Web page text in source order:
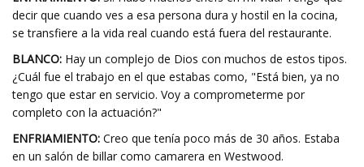
decir que cuando ves a esa persona dura y hostil en la cocina,
se transfiere a la vida real cuando está fuera del restaurante.
BLANCO: Hay un complejo de Dios con muchos de estos tipos.
¿Cuál fue el trabajo en el que estabas como, "Está bien, ya no
tengo que estar en servicio. Voy a comprometerme por
completo con la actuación?"
ENFRIAMIENTO: Creo que tenía poco más de 30 años. Estaba
en un salón de billar como camarera en Westwood.